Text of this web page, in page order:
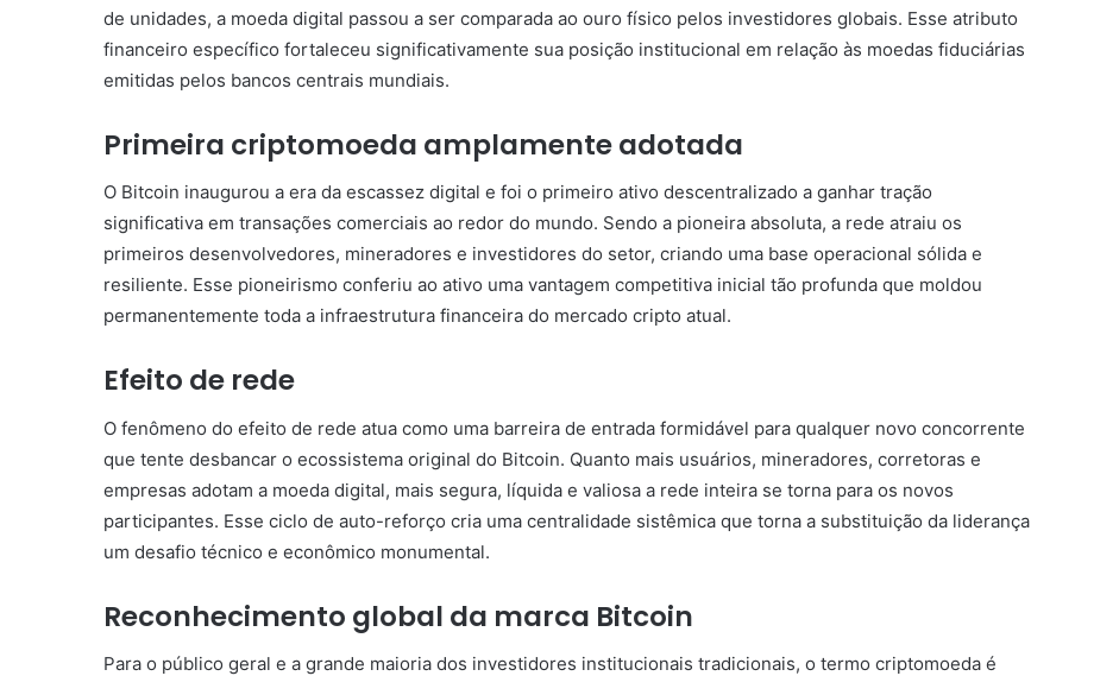
de unidades, a moeda digital passou a ser comparada ao ouro físico pelos investidores globais. Esse atributo
financeiro específico fortaleceu significativamente sua posição institucional em relação às moedas fiduciárias
emitidas pelos bancos centrais mundiais.
Primeira criptomoeda amplamente adotada
O Bitcoin inaugurou a era da escassez digital e foi o primeiro ativo descentralizado a ganhar tração
significativa em transações comerciais ao redor do mundo. Sendo a pioneira absoluta, a rede atraiu os
primeiros desenvolvedores, mineradores e investidores do setor, criando uma base operacional sólida e
resiliente. Esse pioneirismo conferiu ao ativo uma vantagem competitiva inicial tão profunda que moldou
permanentemente toda a infraestrutura financeira do mercado cripto atual.
Efeito de rede
O fenômeno do efeito de rede atua como uma barreira de entrada formidável para qualquer novo concorrente
que tente desbancar o ecossistema original do Bitcoin. Quanto mais usuários, mineradores, corretoras e
empresas adotam a moeda digital, mais segura, líquida e valiosa a rede inteira se torna para os novos
participantes. Esse ciclo de auto-reforço cria uma centralidade sistêmica que torna a substituição da liderança
um desafio técnico e econômico monumental.
Reconhecimento global da marca Bitcoin
Para o público geral e a grande maioria dos investidores institucionais tradicionais, o termo criptomoeda é